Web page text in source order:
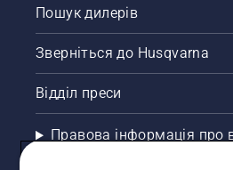
Пошук дилерів
Зверніться до Husqvarna
Відділ преси
Правова інформація про